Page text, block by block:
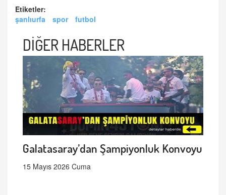
Etiketler:
şanlıurfa
spor futbol
DİĞER HABERLER
Galatasaray’dan Şampiyonluk Konvoyu
15 Mayıs 2026 Cuma